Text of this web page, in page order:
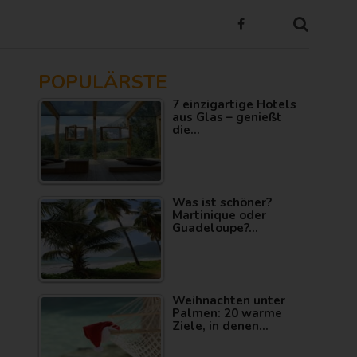
POPULÄRSTE
7 einzigartige Hotels
aus Glas – genießt
die…
Was ist schöner?
Martinique oder
Guadeloupe?…
Weihnachten unter
Palmen: 20 warme
Ziele, in denen…